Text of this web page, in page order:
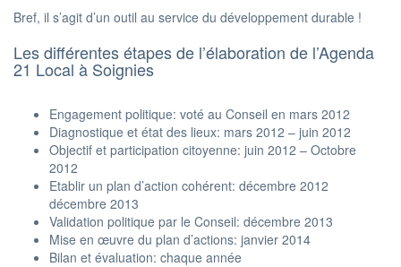
Bref, il s’agit d’un outil au service du développement durable !
Les différentes étapes de l’élaboration de l’Agenda
21 Local à Soignies
Engagement politique: voté au Conseil en mars 2012
Diagnostique et état des lieux: mars 2012 – juin 2012
Objectif et participation citoyenne: juin 2012 – Octobre
2012
Etablir un plan d’action cohérent: décembre 2012
décembre 2013
Validation politique par le Conseil: décembre 2013
Mise en œuvre du plan d’actions: janvier 2014
Bilan et évaluation: chaque année